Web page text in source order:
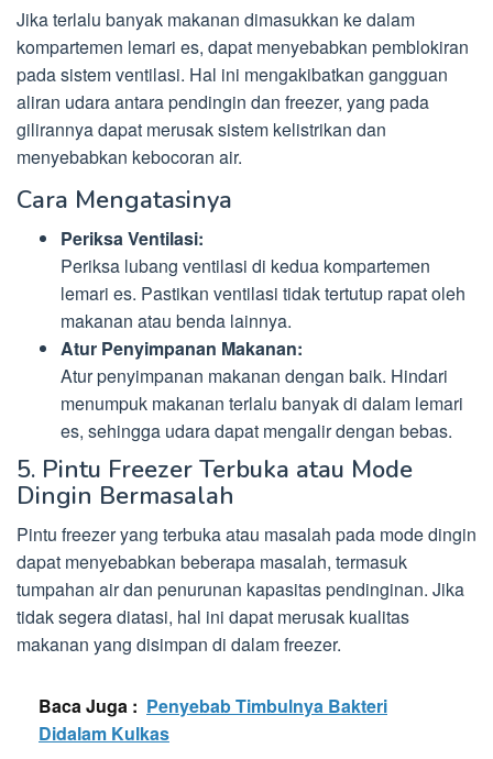
Jika terlalu banyak makanan dimasukkan ke dalam
kompartemen lemari es, dapat menyebabkan pemblokiran
pada sistem ventilasi. Hal ini mengakibatkan gangguan
aliran udara antara pendingin dan freezer, yang pada
gilirannya dapat merusak sistem kelistrikan dan
menyebabkan kebocoran air.
Cara Mengatasinya
Periksa Ventilasi:
Periksa lubang ventilasi di kedua kompartemen
lemari es. Pastikan ventilasi tidak tertutup rapat oleh
makanan atau benda lainnya.
Atur Penyimpanan Makanan:
Atur penyimpanan makanan dengan baik. Hindari
menumpuk makanan terlalu banyak di dalam lemari
es, sehingga udara dapat mengalir dengan bebas.
5. Pintu Freezer Terbuka atau Mode
Dingin Bermasalah
Pintu freezer yang terbuka atau masalah pada mode dingin
dapat menyebabkan beberapa masalah, termasuk
tumpahan air dan penurunan kapasitas pendinginan. Jika
tidak segera diatasi, hal ini dapat merusak kualitas
makanan yang disimpan di dalam freezer.
Baca Juga : Penyebab Timbulnya Bakteri
Didalam Kulkas